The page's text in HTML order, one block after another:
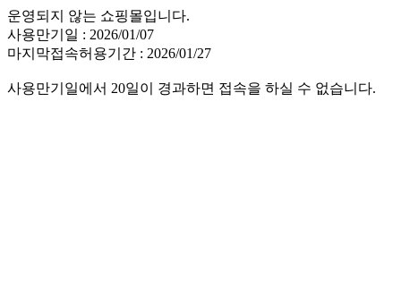
운영되지 않는 쇼핑몰입니다.
사용만기일 : 2026/01/07
마지막접속허용기간 : 2026/01/27
사용만기일에서 20일이 경과하면 접속을 하실 수 없습니다.